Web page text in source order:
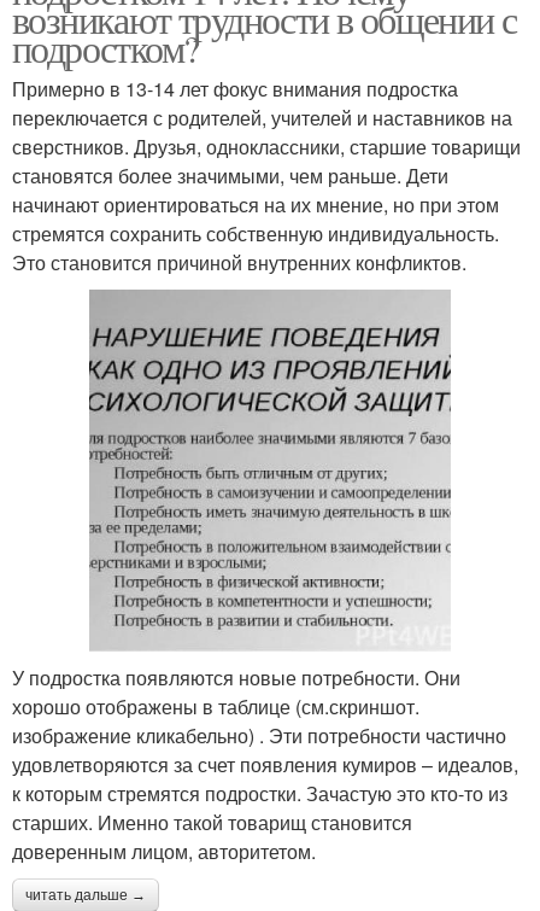
возникают трудности в общении с
подростком?
Примерно в 13-14 лет фокус внимания подростка
переключается с родителей, учителей и наставников на
сверстников. Друзья, одноклассники, старшие товарищи
становятся более значимыми, чем раньше. Дети
начинают ориентироваться на их мнение, но при этом
стремятся сохранить собственную индивидуальность.
Это становится причиной внутренних конфликтов.
У подростка появляются новые потребности. Они
хорошо отображены в таблице (см.скриншот.
изображение кликабельно) . Эти потребности частично
удовлетворяются за счет появления кумиров – идеалов,
к которым стремятся подростки. Зачастую это кто-то из
старших. Именно такой товарищ становится
доверенным лицом, авторитетом.
читать дальше →